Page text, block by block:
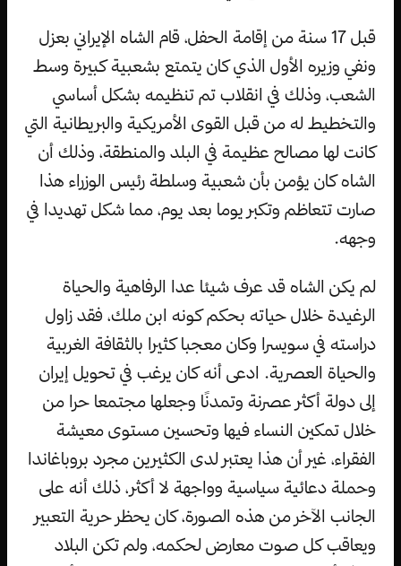
قبل 17 سنة من إقامة الحفل، قام الشاه الإيراني بعزل
ونفي وزيره الأول الذي كان يتمتع بشعبية كبيرة وسط
الشعب، وذلك في انقلاب تم تنظيمه بشكل أساسي
والتخطيط له من قبل القوى الأمريكية والبريطانية التي
كانت لها مصالح عظيمة في البلد والمنطقة، وذلك أن
الشاه كان يؤمن بأن شعبية وسلطة رئيس الوزراء هذا
صارت تتعاظم وتكبر يوما بعد يوم، مما شكل تهديدا في
وجهه.
لم يكن الشاه قد عرف شيئا عدا الرفاهية والحياة
الرغيدة خلال حياته بحكم كونه ابن ملك، فقد زاول
دراسته في سويسرا وكان معجبا كثيرا بالثقافة الغربية
والحياة العصرية. ادعى أنه كان يرغب في تحويل إيران
إلى دولة أكثر عصرنة وتمدنًا وجعلها مجتمعا حرا من
خلال تمكين النساء فيها وتحسين مستوى معيشة
الفقراء، غير أن هذا يعتبر لدى الكثيرين مجرد بروباغاندا
وحملة دعائية سياسية وواجهة لا أكثر، ذلك أنه على
الجانب الآخر من هذه الصورة، كان يحظر حرية التعبير
ويعاقب كل صوت معارض لحكمه، ولم تكن البلاد